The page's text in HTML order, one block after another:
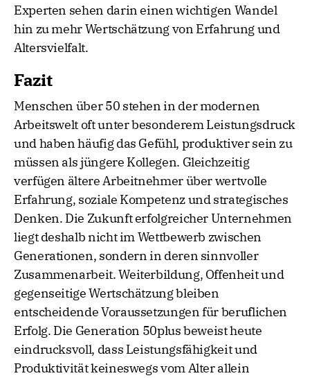
Experten sehen darin einen wichtigen Wandel
hin zu mehr Wertschätzung von Erfahrung und
Altersvielfalt.
Fazit
Menschen über 50 stehen in der modernen
Arbeitswelt oft unter besonderem Leistungsdruck
und haben häufig das Gefühl, produktiver sein zu
müssen als jüngere Kollegen. Gleichzeitig
verfügen ältere Arbeitnehmer über wertvolle
Erfahrung, soziale Kompetenz und strategisches
Denken. Die Zukunft erfolgreicher Unternehmen
liegt deshalb nicht im Wettbewerb zwischen
Generationen, sondern in deren sinnvoller
Zusammenarbeit. Weiterbildung, Offenheit und
gegenseitige Wertschätzung bleiben
entscheidende Voraussetzungen für beruflichen
Erfolg. Die Generation 50plus beweist heute
eindrucksvoll, dass Leistungsfähigkeit und
Produktivität keineswegs vom Alter allein